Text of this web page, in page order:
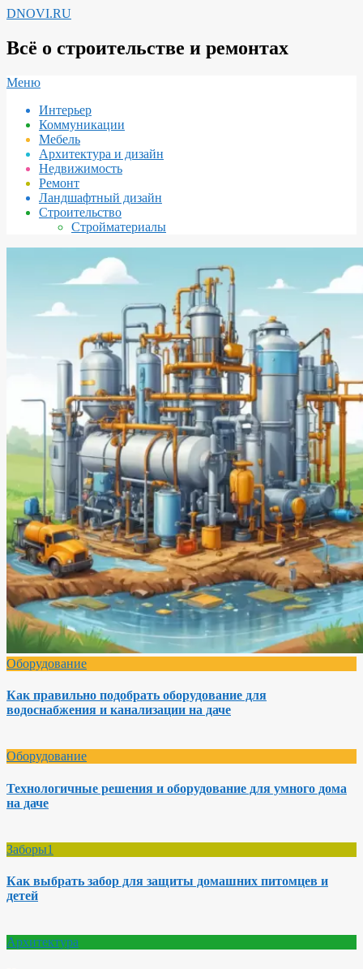
Перейти
содержимому
DNOVI.RU
Всё о строительстве и ремонтах
Вторичное
навигации
Меню
Интерьер
Коммуникации
Мебель
Архитектура и дизайн
Недвижимость
Ремонт
Ландшафтный дизайн
Строительство
Стройматериалы
Оборудование
Как правильно подобрать оборудование для
водоснабжения и канализации на даче
Оборудование
Технологичные решения и оборудование для умного дома
на даче
Заборы1
Как выбрать забор для защиты домашних питомцев и
детей
Архитектура